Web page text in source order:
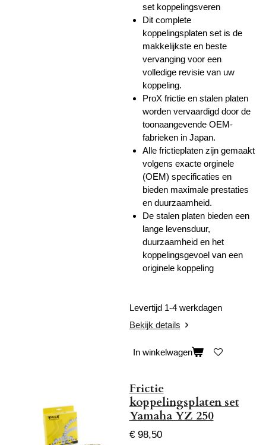
set koppelingsveren
Dit complete
koppelingsplaten set is de
makkelijkste en beste
vervanging voor een
volledige revisie van uw
koppeling.
ProX frictie en stalen platen
worden vervaardigd door de
toonaangevende OEM-
fabrieken in Japan.
Alle frictieplaten zijn gemaakt
volgens exacte orginele
(OEM) specificaties en
bieden maximale prestaties
en duurzaamheid.
De stalen platen bieden een
lange levensduur,
duurzaamheid en het
koppelingsgevoel van een
originele koppeling
Levertijd 1-4 werkdagen
Bekijk details
In winkelwagen
Frictie
koppelingsplaten set
Yamaha YZ 250
€ 98,50